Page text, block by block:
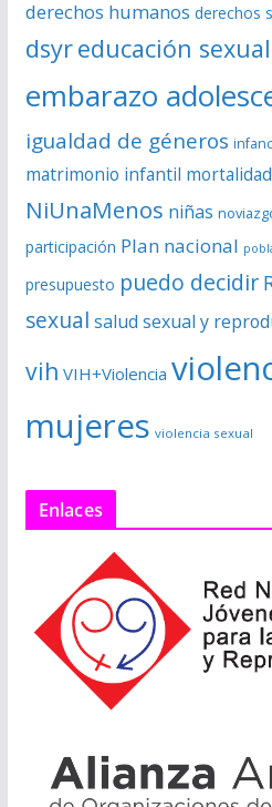
o
derechos humanos derechos
dsyreducación
embarazo
igualdad de géneros
matrimonio infantil
NiUnaMenos niñas
participación Plan nacional
presupuesto puedo decidir
sexual salud sexual y
vih VIH+Violencia
mujeres violencia sexual
Enlaces